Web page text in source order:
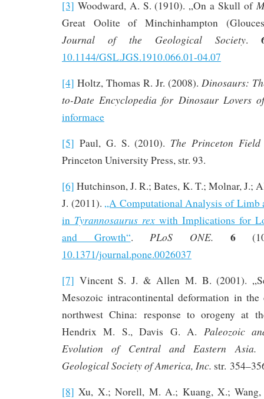
[3] Woodward, A. S. (1910). „On a Skull of
Great Oolite of Minchinhampton
Journal of the Geological Society.
10.1144/GSL.JGS.1910.066.01-04.07
[4] Holtz, Thomas R. Jr. (2008). Dinosaurs:
to-Date Encyclopedia for Dinosaur Lovers
informace
[5] Paul, G. S. (2010). The Princeton
Princeton University Press, str. 93.
[6] Hutchinson, J. R.; Bates, K. T.; Molnar, J.;
J. (2011). „A Computational Analysis of Limb
in Tyrannosaurus rex with Implications for
and Growth“. PLoS ONE. 6
10.1371/journal.pone.0026037
[7] Vincent S. J. & Allen M. B. (2001).
Mesozoic intracontinental deformation in the
northwest China: response to orogeny at
Hendrix M. S., Davis G. A. Paleozoic
Evolution of Central and Eastern Asia.
Geological Society of America, Inc. str.
[8] Xu, X.; Norell, M. A.; Kuang, X.;